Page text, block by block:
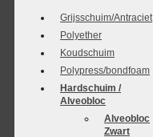
Grijsschuim/Antraciet
Polyether
Koudschuim
Polypress/bondfoam
Hardschuim /
Alveobloc
Alveobloc
Zwart